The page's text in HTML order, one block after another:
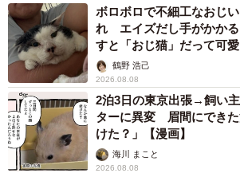
（garage38/stock.adobe.com）
制度を知ることが「休む勇気」に
田中さんは、その後、人事担当者と主治
手当金の申請と自立支援医療の手続き
入がゼロになるわけではない」という
きたことで、ようやく心が落ち着き、治
ができました。
ボロボロで不細工なおじ
れ エイズだし手がかか
すと「おじ猫」だって可愛
鶴野 浩己
2026.08.08
2泊3日の東京出張→飼い
ターに異変 眉間にでき
けた？」【漫画】
海川 まこと
2026.08.08